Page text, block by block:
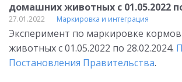
домашних животных с 01.05.2022
27.01.2022 Маркировка и интеграция
Эксперимент по маркировке
животных с 01.05.2022 по 28.02.2024.
Постановления Правительства.